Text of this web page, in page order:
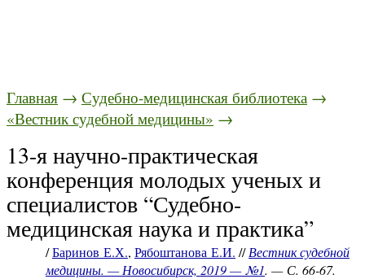
Главная → Судебно-медицинская библиотека →
«Вестник судебной медицины» →
13-я научно-практическая
конференция молодых ученых и
специалистов “Судебно-
медицинская наука и практика”
/Баринов Е.Х., Рябоштанова Е.И. //Вестник судебной
медицины. — Новосибирск, 2019 — №1. — С. 66-67.